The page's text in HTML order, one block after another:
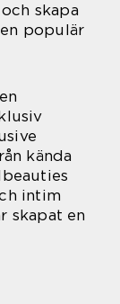
skapa
populär
kända
intim
skapat en